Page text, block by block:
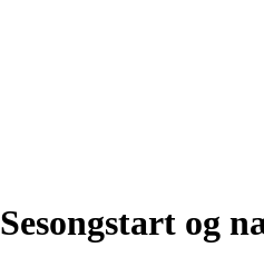
Sesongstart og